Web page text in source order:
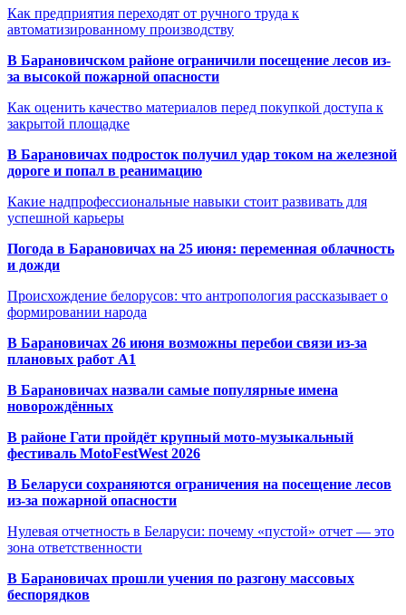
Как предприятия переходят от ручного труда к
автоматизированному производству
В Барановичском районе ограничили посещение лесов из-
за высокой пожарной опасности
Как оценить качество материалов перед покупкой доступа к
закрытой площадке
В Барановичах подросток получил удар током на железной
дороге и попал в реанимацию
Какие надпрофессиональные навыки стоит развивать для
успешной карьеры
Погода в Барановичах на 25 июня: переменная облачность
и дожди
Происхождение белорусов: что антропология рассказывает о
формировании народа
В Барановичах 26 июня возможны перебои связи из-за
плановых работ A1
В Барановичах назвали самые популярные имена
новорождённых
В районе Гати пройдёт крупный мото-музыкальный
фестиваль MotoFestWest 2026
В Беларуси сохраняются ограничения на посещение лесов
из-за пожарной опасности
Нулевая отчетность в Беларуси: почему «пустой» отчет — это
зона ответственности
В Барановичах прошли учения по разгону массовых
беспорядков